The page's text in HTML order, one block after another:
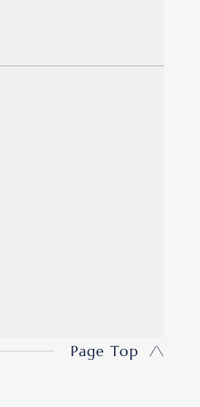
Page Top